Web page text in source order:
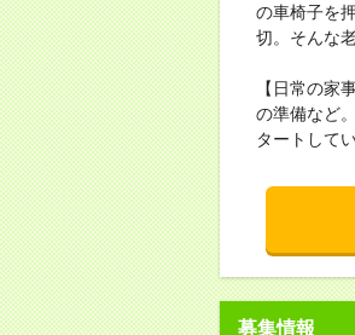
の車椅子を
切。そんな
【日常の家
の準備など
タートして
募集情報